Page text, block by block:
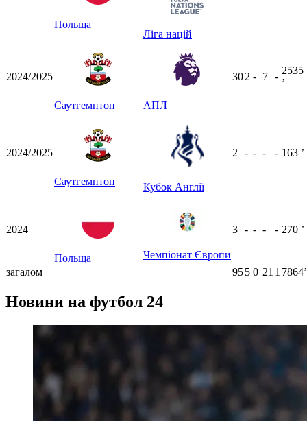
Польща
Ліга націй
2024/2025
Саутгемптон АПЛ
302 - 7 -
2535
ʼ
2024/2025
Саутгемптон Кубок Англії
2 - - - - 163 ʼ
2024
Польща Чемпіонат Європи
3 - - - - 270 ʼ
загалом 955 0 21 1 7864ʼ
Новини на футбол 24